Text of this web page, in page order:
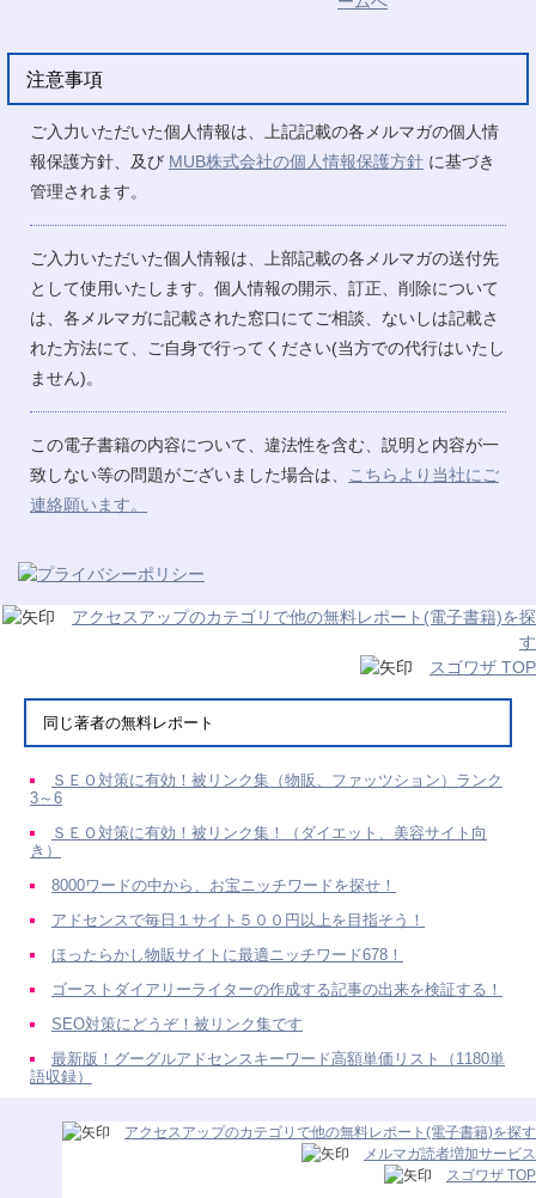
注意事項
ご入力いただいた個人情報は、上記記載の各メルマガの個人情
報保護方針、及び MUB株式会社の個人情報保護方針 に基づき
管理されます。
ご入力いただいた個人情報は、上部記載の各メルマガの送付先
として使用いたします。個人情報の開示、訂正、削除について
は、各メルマガに記載された窓口にてご相談、ないしは記載さ
れた方法にて、ご自身で行ってください(当方での代行はいたし
ません)。
この電子書籍の内容について、違法性を含む、説明と内容が一
致しない等の問題がございました場合は、
こちらより当社にご
連絡願います。
アクセスアップのカテゴリで他の無料レポート(電子書籍)を探
す
スゴワザ TOP
同じ著者の無料レポート
ＳＥＯ対策に有効！被リンク集（物販、ファッツション）ランク
3～6
ＳＥＯ対策に有効！被リンク集！（ダイエット、美容サイト向
き）
8000ワードの中から、お宝ニッチワードを探せ！
アドセンスで毎日１サイト５００円以上を目指そう！
ほったらかし物販サイトに最適ニッチワード678！
ゴーストダイアリーライターの作成する記事の出来を検証する！
SEO対策にどうぞ！被リンク集です
最新版！グーグルアドセンスキーワード高額単価リスト（1180単
語収録）
アクセスアップのカテゴリで他の無料レポート(電子書籍)を探す
メルマガ読者増加サービス
スゴワザ TOP